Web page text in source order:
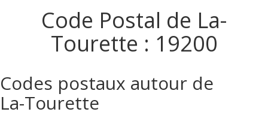
Code Postal de La-
Tourette : 19200
Codes postaux autour de
La-Tourette